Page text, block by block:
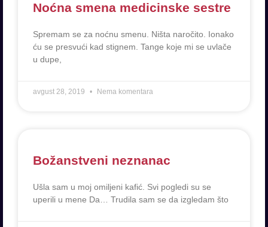
Noćna smena medicinske sestre
Spremam se za noćnu smenu. Ništa naročito. Ionako
ću se presvući kad stignem. Tange koje mi se uvlače
u dupe,
avgust 28, 2019 Nema komentara
Božanstveni neznanac
Ušla sam u moj omiljeni kafić. Svi pogledi su se
uperili u mene Da… Trudila sam se da izgledam što